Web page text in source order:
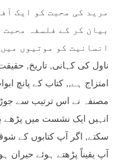
مرید کی محبت کو ایک
بیان کر کے فلسفہ محبت
انسانیت کو موتیوں
ناول کی کہانی, تاریخ,
امتزاج ہے,, کتاب کے پانچ
مصنفہ نے اس ترتیب سے
انہیں ایک نشست میں پڑھے
سکتے, اگر آپ کتابوں کے
آپ یقیناً پڑھتے ہوئے